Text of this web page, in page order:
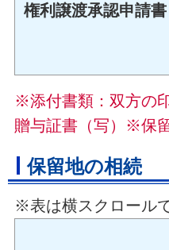
権利譲渡承認申請書
※添付書類：双方の
贈与証書（写）※保
保留地の相続
※表は横スクロール